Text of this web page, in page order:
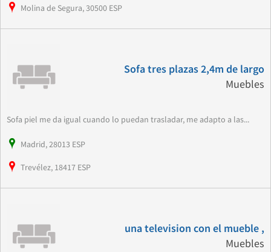
Molina de Segura, 30500 ESP
Sofa tres plazas 2,4m de largo
Muebles
Sofa piel me da igual cuando lo puedan trasladar, me adapto a las...
Madrid, 28013 ESP
Trevélez, 18417 ESP
una television con el mueble ,
Muebles